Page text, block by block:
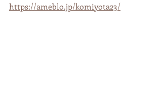
https://ameblo.jp/komiyota23/